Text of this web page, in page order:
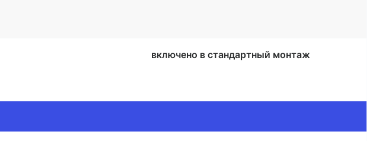
включено в стандартный монтаж